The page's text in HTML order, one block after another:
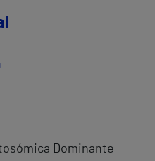
Dominante